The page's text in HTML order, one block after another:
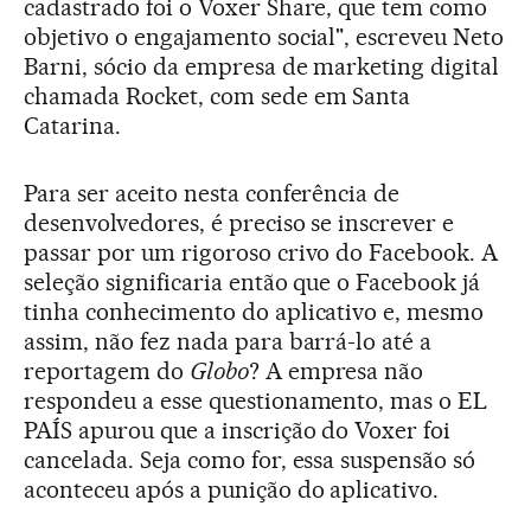
cadastrado foi o Voxer Share, que tem como
objetivo o engajamento social", escreveu Neto
Barni, sócio da empresa de marketing digital
chamada Rocket, com sede em Santa
Catarina.
Para ser aceito nesta conferência de
desenvolvedores, é preciso se inscrever e
passar por um rigoroso crivo do Facebook. A
seleção significaria então que o Facebook já
tinha conhecimento do aplicativo e, mesmo
assim, não fez nada para barrá-lo até a
reportagem do Globo? A empresa não
respondeu a esse questionamento, mas o EL
PAÍS apurou que a inscrição do Voxer foi
cancelada. Seja como for, essa suspensão só
aconteceu após a punição do aplicativo.